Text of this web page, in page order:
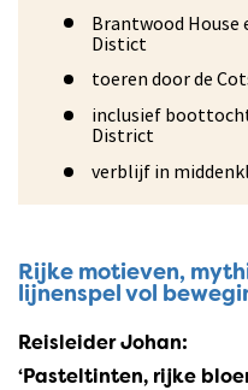
Brantwood House
Distict
toeren door de
inclusief
District
verblijf in
Rijke motieven,
lijnenspel vol
Reisleider Johan:
‘Pasteltinten, rijke